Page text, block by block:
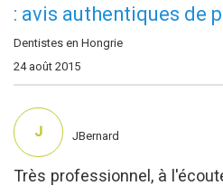
: avis authentiques de
Dentistes en Hongrie
24 août 2015
Très professionnel, à
J JBernard